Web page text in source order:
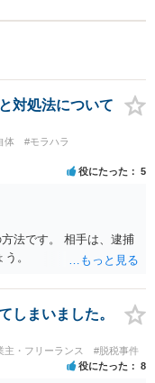
困りの
対処法について
体
#モラハラ
役にたった 5
法です。 相手は、逮捕
。
しまいました。
主・フリーランス #脱税事件
役にたった 8